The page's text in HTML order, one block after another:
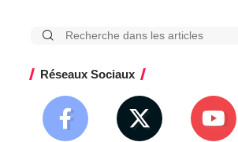
Réseaux Sociaux